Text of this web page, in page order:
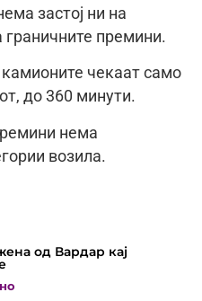
застој ни на
граничните премини.
чекаат само
до 360 минути.
нема
возила.
од Вардар кај